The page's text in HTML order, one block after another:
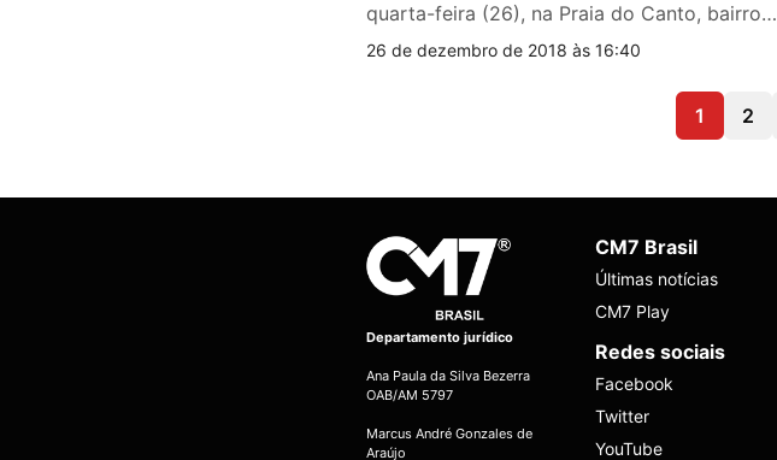
quarta-feira (26), na Praia do Canto, bairro…
26 de dezembro de 2018 às 16:40
1 2
Departamento jurídico
Ana Paula da Silva Bezerra
OAB/AM 5797
Marcus André Gonzales de
Araújo
CM7 Brasil
Últimas notícias
CM7 Play
Redes sociais
Facebook
Twitter
YouTube